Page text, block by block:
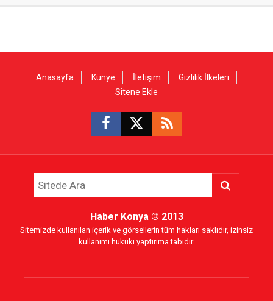
Anasayfa Künye İletişim
Gizlilik İlkeleri
Sitene Ekle
Haber Konya© 2013
Sitemizde kullanılan içerik ve görsellerin tüm hakları saklıdır, izinsiz
kullanımı hukuki yaptırıma tabidir.